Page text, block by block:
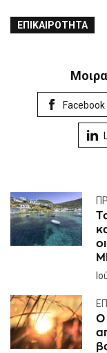
ΕΠΙΚΑΙΡΌΤΗΤΑ
Facebook
O